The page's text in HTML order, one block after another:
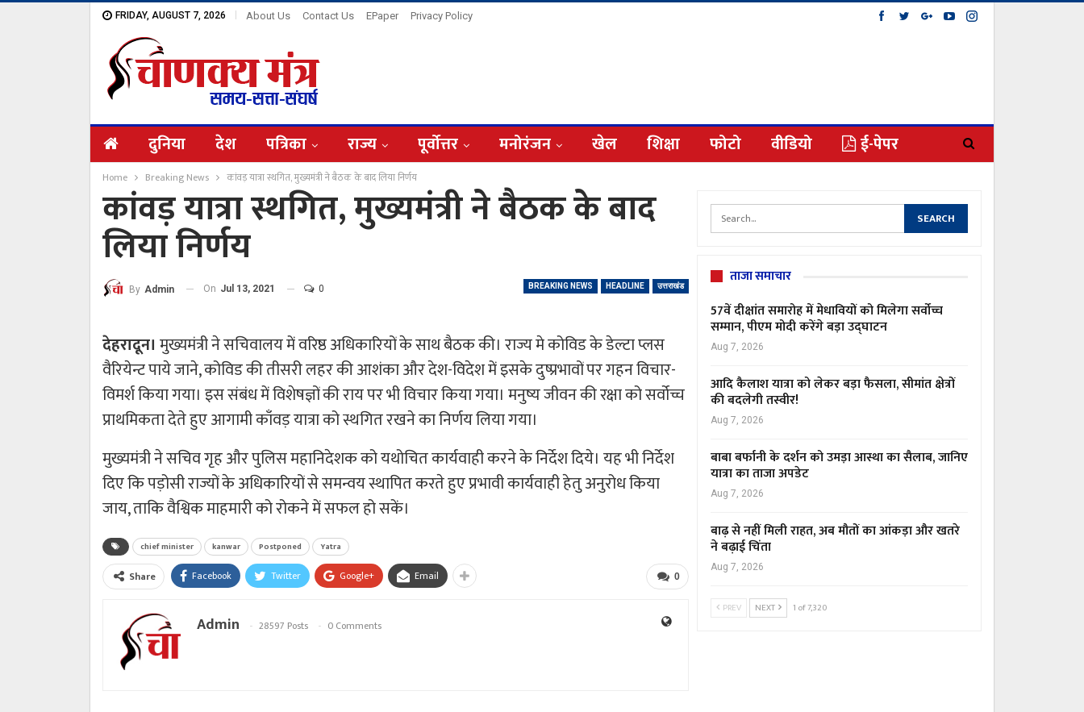
FRIDAY, AUGUST 7, 2026 About Us Contact Us EPaper Privacy Policy
दुनिया देश पत्रिका राज्य पूर्वोत्तर मनोरंजन खेल शिक्षा फोटो वीडियो ई-पेपर
Home Breaking News कांवड़ यात्रा स्थगित, मुख्यमंत्री ने बैठक के बाद लिया निर्णय
कांवड़ यात्रा स्थगित, मुख्यमंत्री ने बैठक के बाद
लिया निर्णय
BREAKING NEWS HEADLINE उत्तराखंड
By Admin On Jul 13, 2021 0
देहरादून। मुख्यमंत्री ने सचिवालय में वरिष्ठ अधिकारियों के साथ बैठक की। राज्य मे कोविड के डेल्टा प्लस
वैरियेन्ट पाये जाने, कोविड की तीसरी लहर की आशंका और देश-विदेश में इसके दुष्प्रभावों पर गहन विचार-
विमर्श किया गया। इस संबंध में विशेषज्ञों की राय पर भी विचार किया गया। मनुष्य जीवन की रक्षा को सर्वोच्च
प्राथमिकता देते हुए आगामी काँवड़ यात्रा को स्थगित रखने का निर्णय लिया गया।
मुख्यमंत्री ने सचिव गृह और पुलिस महानिदेशक को यथोचित कार्यवाही करने के निर्देश दिये। यह भी निर्देश
दिए कि पड़ोसी राज्यों के अधिकारियों से समन्वय स्थापित करते हुए प्रभावी कार्यवाही हेतु अनुरोध किया
जाय, ताकि वैश्विक माहमारी को रोकने में सफल हो सकें।
chief minister kanwar Postponed Yatra
0
Share Facebook Twitter Google+ Email
Admin 28597 Posts 0 Comments
ताजा समाचार
57वें दीक्षांत समारोह में मेधावियों को मिलेगा सर्वोच्च
सम्मान, पीएम मोदी करेंगे बड़ा उद्घाटन
Aug 7, 2026
आदि कैलाश यात्रा को लेकर बड़ा फैसला, सीमांत क्षेत्रों
की बदलेगी तस्वीर!
Aug 7, 2026
बाबा बर्फानी के दर्शन को उमड़ा आस्था का सैलाब, जानिए
यात्रा का ताजा अपडेट
Aug 7, 2026
बाढ़ से नहीं मिली राहत, अब मौतों का आंकड़ा और खतरे
ने बढ़ाई चिंता
Aug 7, 2026
PREV NEXT 1 of 7,320